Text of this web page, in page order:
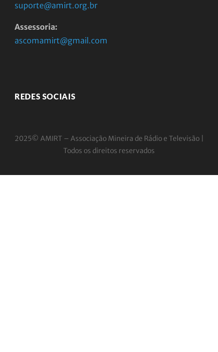
suporte@amirt.org.br
Assessoria:
ascomamirt@gmail.com
REDES SOCIAIS
2025© AMIRT – Associação Mineira de Rádio e Televisão |
Todos os direitos reservados